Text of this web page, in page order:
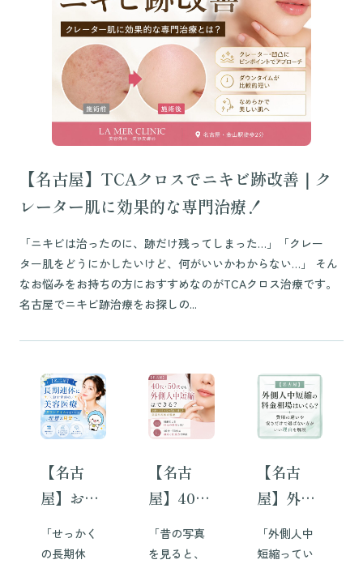
【名古屋】TCAクロスでニキビ跡改善｜ク
レーター肌に効果的な専門治療！
「ニキビは治ったのに、跡だけ残ってしまった…」「クレー
ター肌をどうにかしたいけど、何がいいかわからない…」 そん
なお悩みをお持ちの方におすすめなのがTCAクロス治療です。
名古屋でニキビ跡治療をお探しの...
【名古
屋】お
盆・長期
連休にお
「せっかく
の長期休
【名古
屋】40
代・50代
でも外側
「昔の写真
を見ると、
【名古
屋】外側
人中短縮
の料金相
「外側人中
短縮ってい